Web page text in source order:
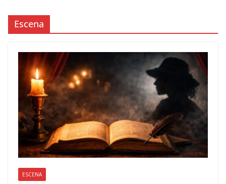
Escena
ESCENA